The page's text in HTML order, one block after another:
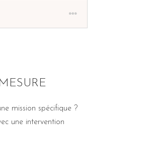
mission spécifique ?
une intervention